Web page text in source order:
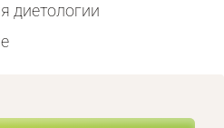
диетологии